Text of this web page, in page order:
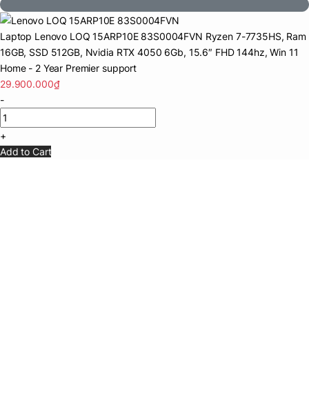
Laptop Lenovo LOQ 15ARP10E 83S0004FVN Ryzen 7-7735HS, Ram
16GB, SSD 512GB, Nvidia RTX 4050 6Gb, 15.6″ FHD 144hz, Win 11
Home - 2 Year Premier support
29.900.000₫
-
+
Add to Cart